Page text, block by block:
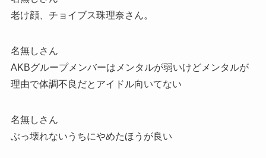
老け顔、チョイブス珠理奈さん。
名無しさん
AKBグループメンバーはメンタルが弱いけどメンタルが
理由で体調不良だとアイドル向いてない
名無しさん
ぶっ壊れないうちにやめたほうが良い